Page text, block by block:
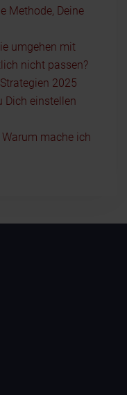
Methode, Deine
umgehen mit
nicht passen?
2025
Dich einstellen
mache ich